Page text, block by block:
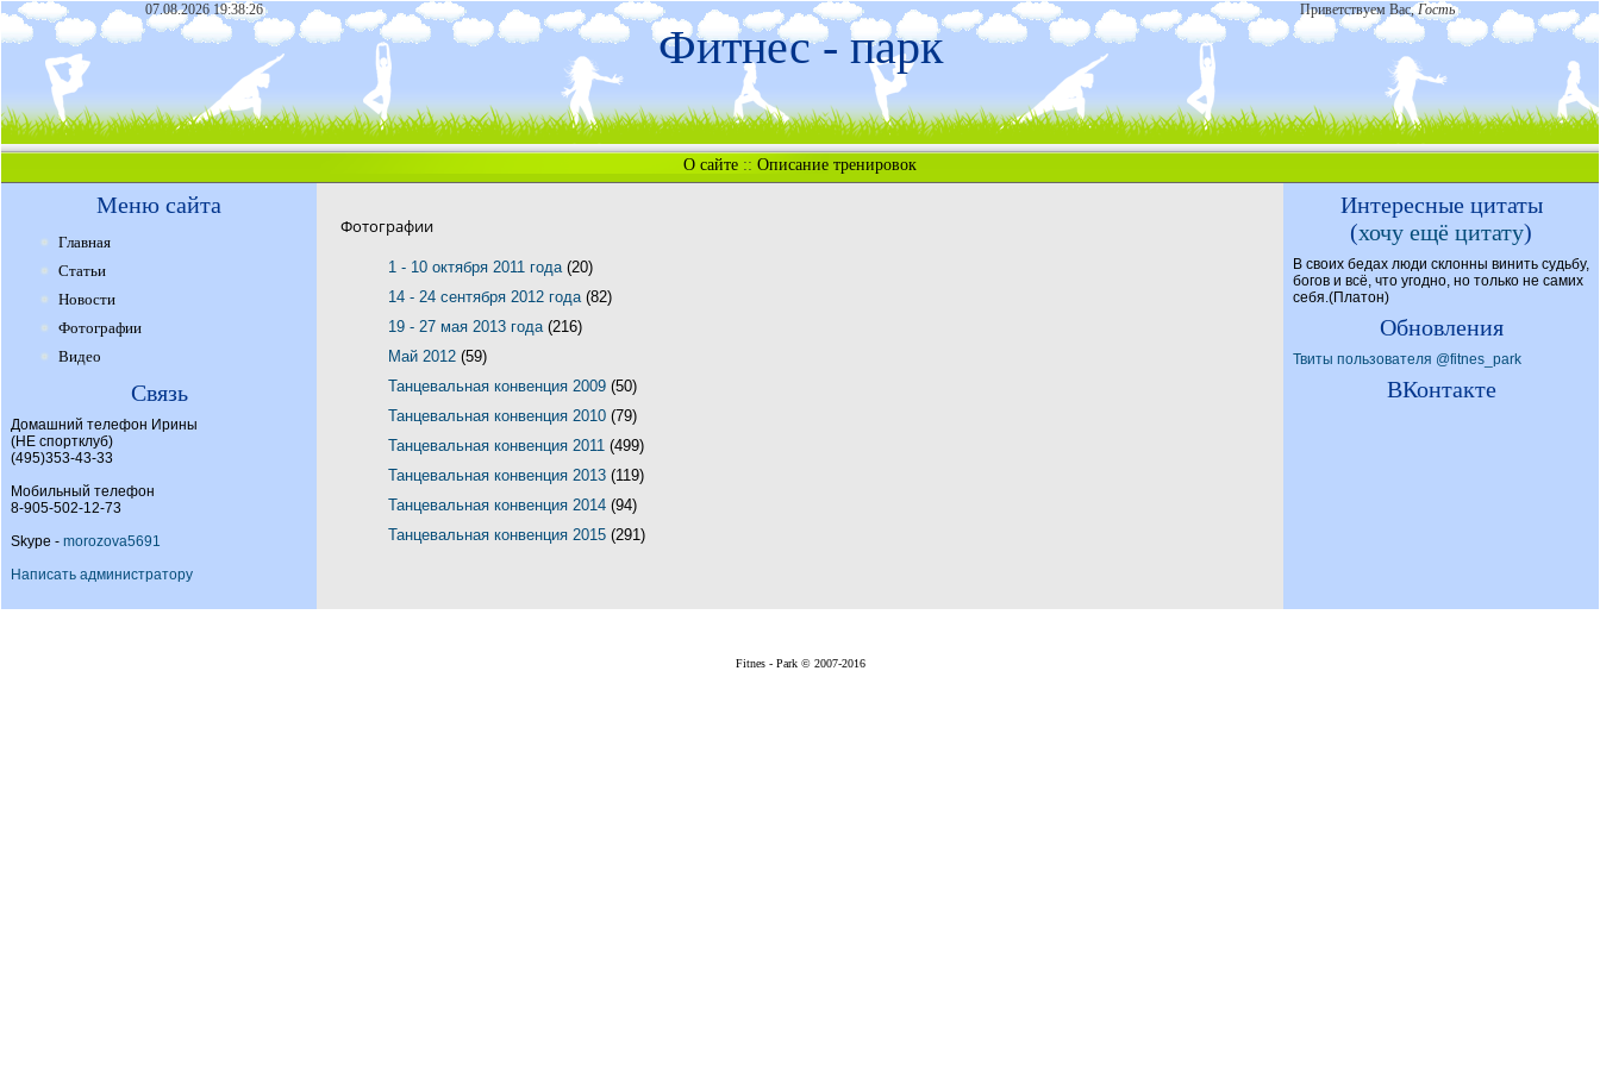
07.08.2026 19:38:26 Приветствуем Вас,Гость
Фитнес - парк
О сайте :: Описание тренировок
Меню сайта
Главная
Статьи
Новости
Фотографии
Видео
Связь
Домашний телефон Ирины
(НЕ спортклуб)
(495)353-43-33
Мобильный телефон
8-905-502-12-73
Skype - morozova5691
Написать администратору
Фотографии
1 - 10 октября 2011 года (20)
14 - 24 сентября 2012 года (82)
19 - 27 мая 2013 года (216)
Май 2012 (59)
Танцевальная конвенция 2009 (50)
Танцевальная конвенция 2010 (79)
Танцевальная конвенция 2011 (499)
Танцевальная конвенция 2013 (119)
Танцевальная конвенция 2014 (94)
Танцевальная конвенция 2015 (291)
Интересные цитаты
(хочу ещё цитату)
В своих бедах люди склонны винить судьбу,
богов и всё, что угодно, но только не самих
себя.(Платон)
Обновления
Твиты пользователя @fitnes_park
ВКонтакте
Fitnes - Park © 2007-2016